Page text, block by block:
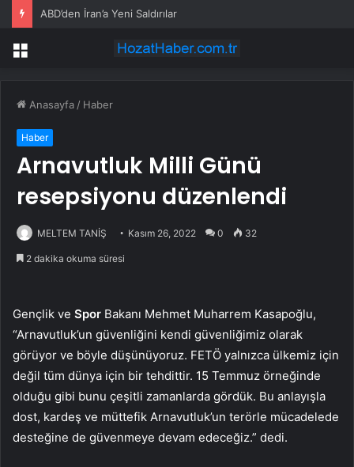
ABD’den İran’a Yeni Saldırılar
Menü
Anasayfa / Haber
Haber
Arnavutluk Milli Günü
resepsiyonu düzenlendi
MELTEM TANİŞ Kasım 26, 2022 0 32
2 dakika okuma süresi
Gençlik ve Spor Bakanı Mehmet Muharrem Kasapoğlu,
“Arnavutluk’un güvenliğini kendi güvenliğimiz olarak
görüyor ve böyle düşünüyoruz. FETÖ yalnızca ülkemiz için
değil tüm dünya için bir tehdittir. 15 Temmuz örneğinde
olduğu gibi bunu çeşitli zamanlarda gördük. Bu anlayışla
dost, kardeş ve müttefik Arnavutluk’un terörle mücadelede
desteğine de güvenmeye devam edeceğiz.” dedi.